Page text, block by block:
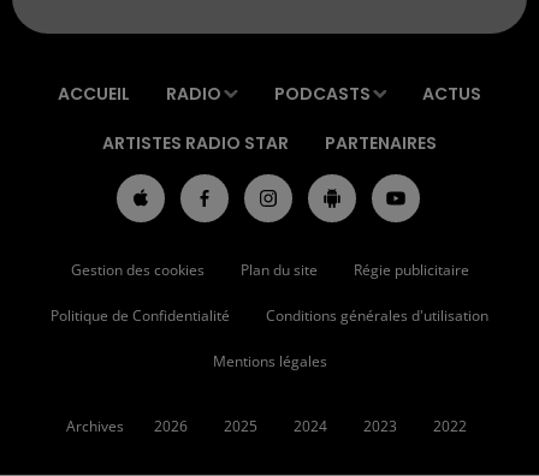
ACCUEIL RADIO PODCASTS ACTUS
ARTISTES RADIO STAR PARTENAIRES
Gestion des cookies Plan du site Régie publicitaire
Politique de Confidentialité Conditions générales d'utilisation
Mentions légales
Archives 2026 2025 2024 2023 2022